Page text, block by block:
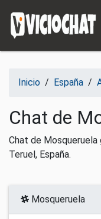
Inicio / España /
Chat de
Chat de Mosqueruela
Teruel, España.
Mosqueruela